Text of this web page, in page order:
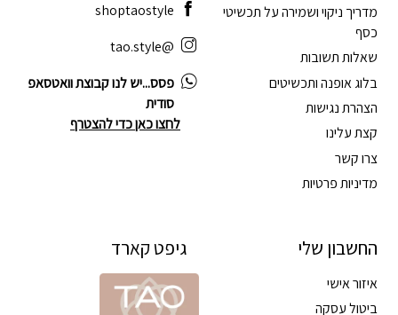
מדריך ניקוי ושמירה על תכשיטי
כסף
שאלות תשובות
בלוג אופנה ותכשיטים
הצהרת נגישות
קצת עלינו
צרו קשר
מדיניות פרטיות
החשבון שלי
איזור אישי
ביטול עסקה
shoptaostyle
@tao.style
פסס...יש לנו קבוצת וואטסאפ
סודית
לחצו כאן כדי להצטרף
גיפט קארד